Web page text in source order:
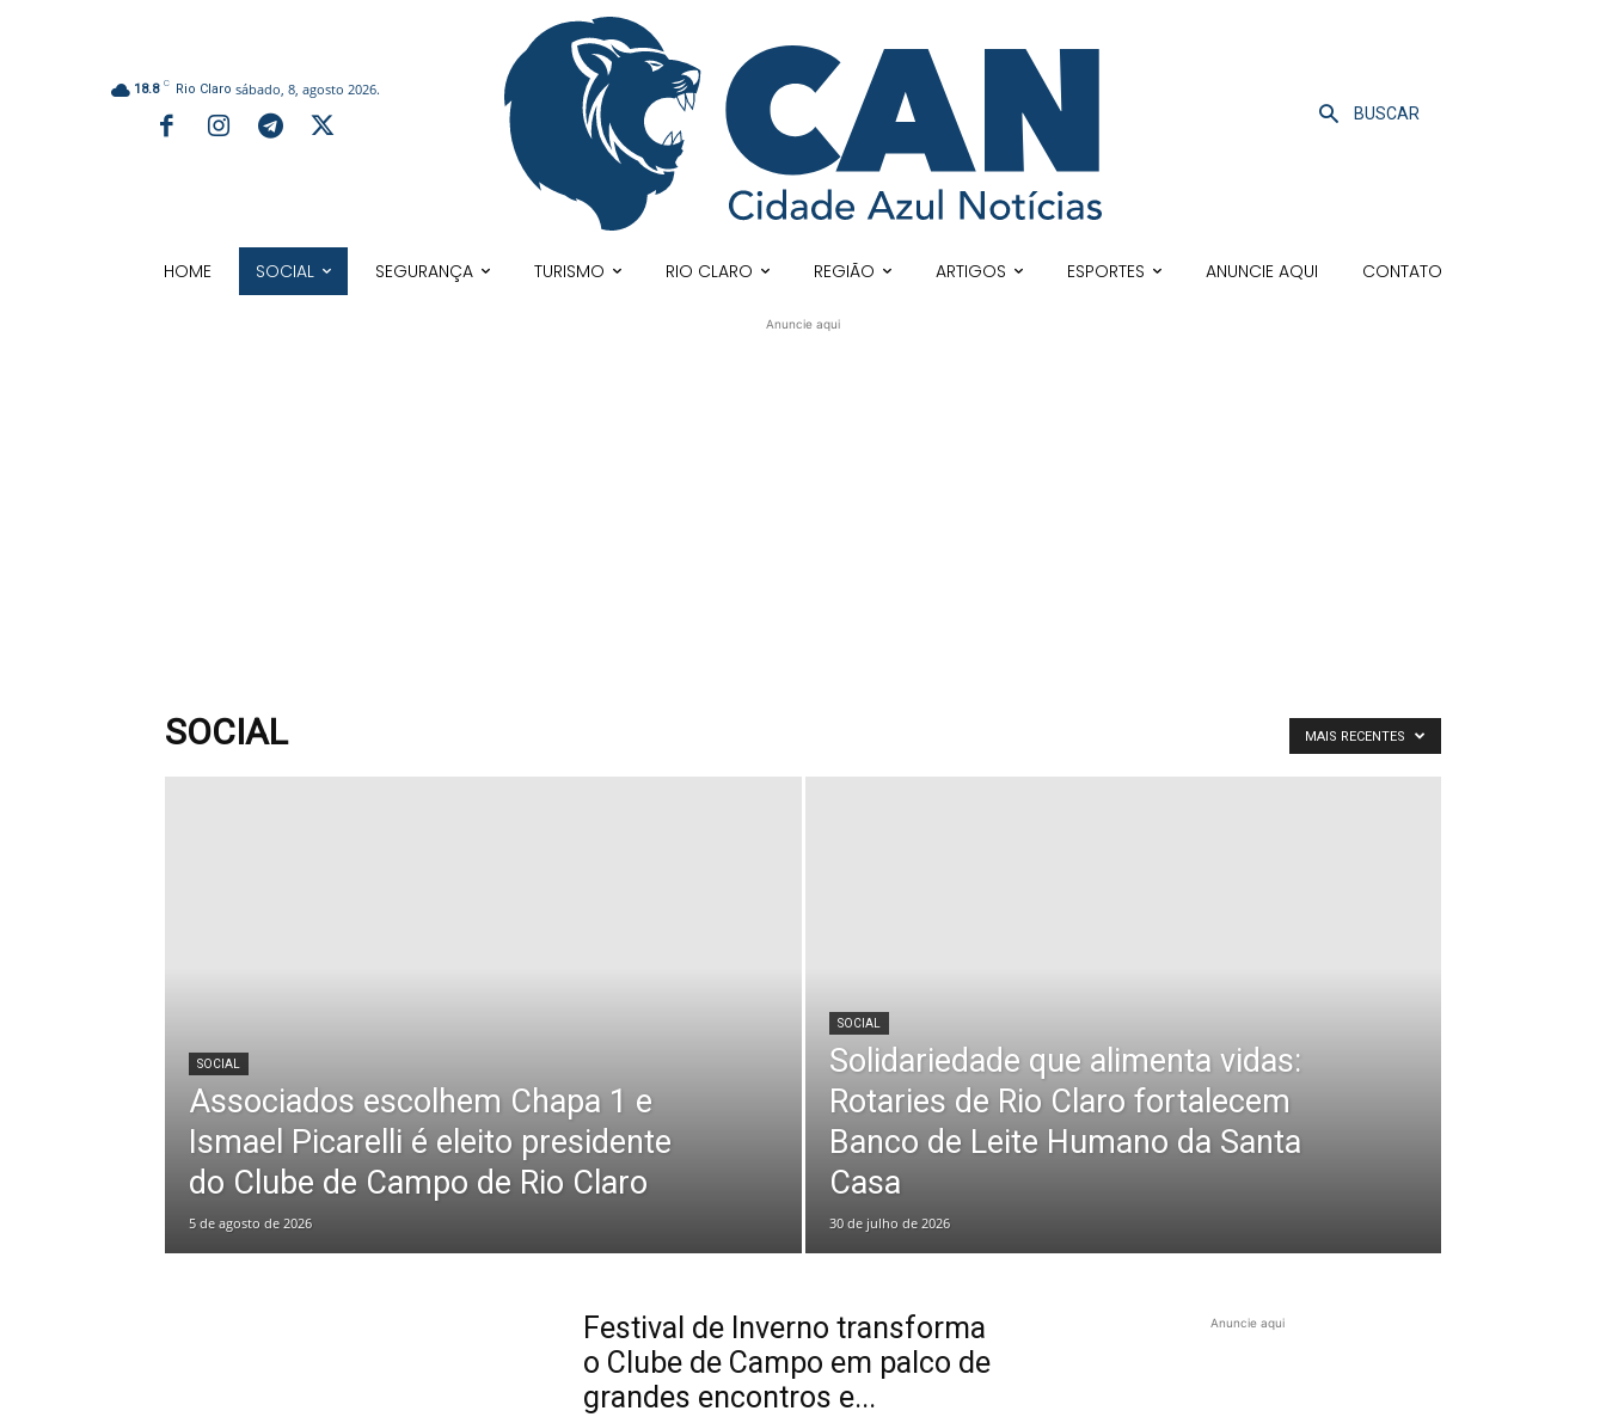
18.8 C Rio Claro sábado, 8, agosto 2026.
BUSCAR
HOME SOCIAL SEGURANÇA TURISMO RIO CLARO REGIÃO ARTIGOS ESPORTES ANUNCIE AQUI CONTATO
Anuncie aqui
SOCIAL MAIS RECENTES
SOCIAL
Associados escolhem Chapa 1 e
Ismael Picarelli é eleito presidente
do Clube de Campo de Rio Claro
5 de agosto de 2026
SOCIAL
Solidariedade que alimenta vidas:
Rotaries de Rio Claro fortalecem
Banco de Leite Humano da Santa
Casa
30 de julho de 2026
Festival de Inverno transforma
o Clube de Campo em palco de
grandes encontros e...
Anuncie aqui